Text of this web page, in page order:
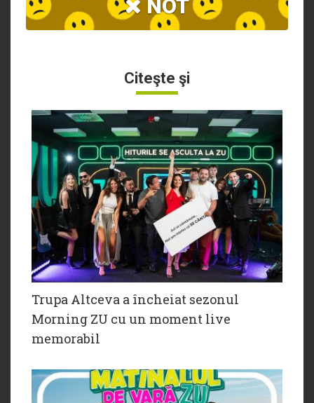
NOT
Citeşte şi
Trupa Altceva a încheiat sezonul
Morning ZU cu un moment live
memorabil